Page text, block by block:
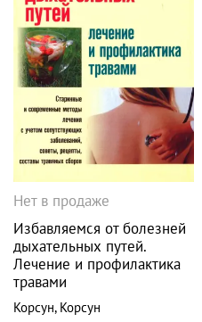
Нет в продаже
Избавляемся от болезней
дыхательных путей.
Лечение и профилактика
травами
Корсун, Корсун